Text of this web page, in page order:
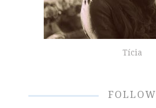
Tícia
FOLLOW